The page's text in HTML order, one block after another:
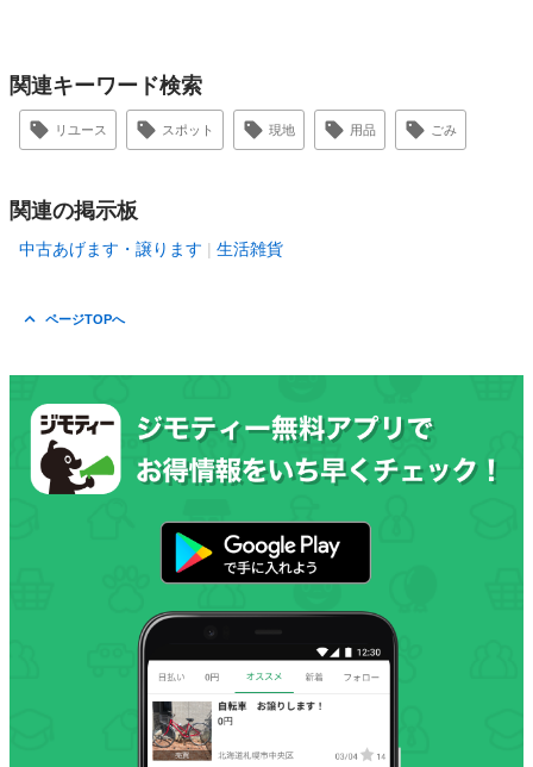
関連キーワード検索
リユース スポット 現地 用品 ごみ
関連の掲示板
中古あげます・譲ります 生活雑貨
ページTOPへ